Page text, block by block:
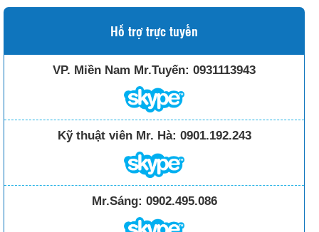
Hỗ trợ trực tuyến
VP. Miền Nam Mr.Tuyến: 0931113943
Kỹ thuật viên Mr. Hà: 0901.192.243
Mr.Sáng: 0902.495.086